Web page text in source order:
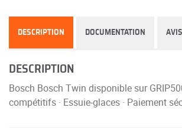
DESCRIPTION DOCUMENTATION AVIS
DESCRIPTION
Bosch Bosch Twin disponible sur
compétitifs · Essuie-glaces · Paiement